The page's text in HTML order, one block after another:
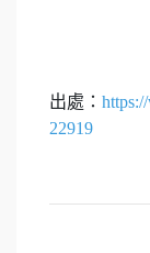
出處：
22919